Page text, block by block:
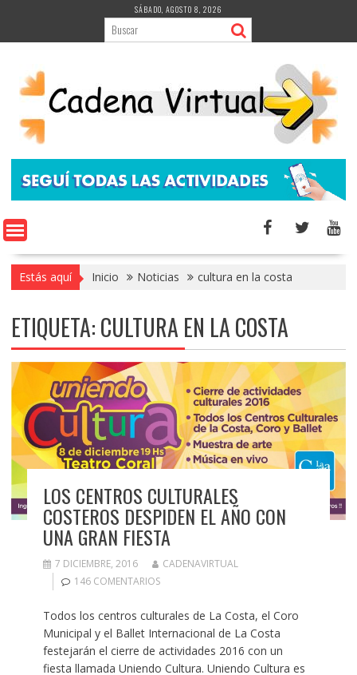
contenido
SÁBADO, AGOSTO 8, 2026
Estás aquí Inicio Noticias cultura en la costa
ETIQUETA:CULTURA EN LA COSTA
LOS CENTROS CULTURALES
COSTEROS DESPIDEN EL AÑO CON
UNA GRAN FIESTA
7 DICIEMBRE, 2016
CADENAVIRTUAL
146 COMENTARIOS
Todos los centros culturales de La Costa, el Coro
Municipal y el Ballet Internacional de La Costa
festejarán el cierre de actividades 2016 con un
fiesta llamada Uniendo Cultura. Uniendo Cultura es